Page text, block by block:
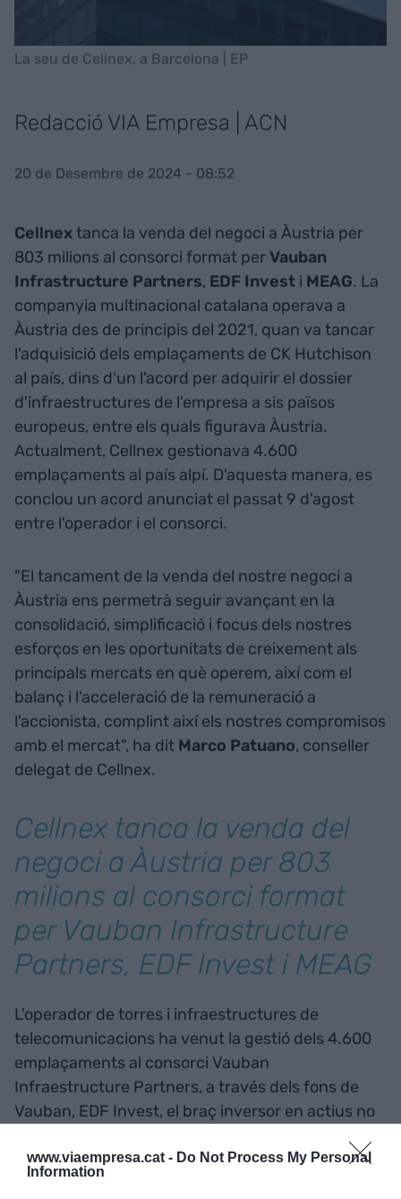
www.viaempresa.cat - Do Not Process My Personal
Information
La seu de Cellnex, a Barcelona | EP
Redacció VIA Empresa | ACN
20 de Desembre de 2024 - 08:52
Cellnextanca la venda del negoci a Àustria per
803 milions al consorci format per Vauban
Infrastructure Partners, EDF Invest i MEAG. La
companyia multinacional catalana operava a
Àustria des de principis del 2021, quan va tancar
l'adquisició dels emplaçaments de CK Hutchison
al país, dins d'un l'acord per adquirir el dossier
d'infraestructures de l'empresa a sis països
europeus, entre els quals figurava Àustria.
Actualment, Cellnex gestionava 4.600
emplaçaments al país alpí. D'aquesta manera, es
conclou un acord anunciat el passat 9 d'agost
entre l'operador i el consorci.
"El tancament de la venda del nostre negoci a
Àustria ens permetrà seguir avançant en la
consolidació, simplificació i focus dels nostres
esforços en les oportunitats de creixement als
principals mercats en què operem, així com el
balanç i l'acceleració de la remuneració a
l'accionista, complint així els nostres compromisos
amb el mercat", ha dit Marco Patuano, conseller
delegat de Cellnex.
Cellnex tanca la venda del
negoci a Àustria per 803
milions al consorci format
per Vauban Infrastructure
Partners, EDF Invest i MEAG
L'operador de torres i infraestructures de
telecomunicacions ha venut la gestió dels 4.600
emplaçaments al consorci Vauban
Infraestructure Partners, a través dels fons de
Vauban, EDF Invest, el braç inversor en actius no